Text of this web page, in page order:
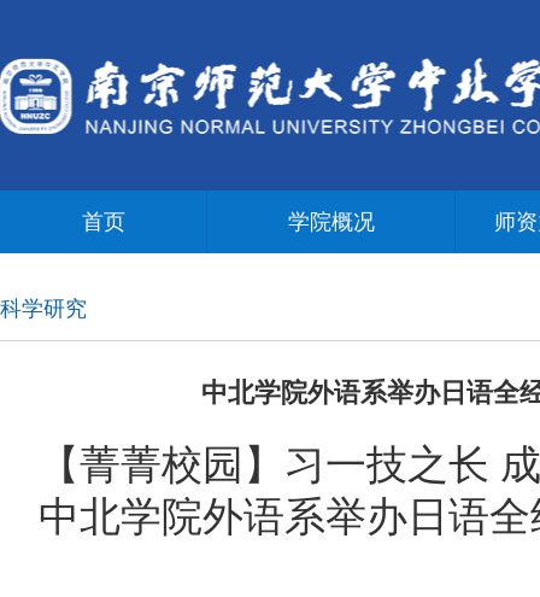
首页 学院概况 师
科学研究
中北学院外语系举办日语全
【菁菁校园】习一技之长
中北学院外语系举办日语